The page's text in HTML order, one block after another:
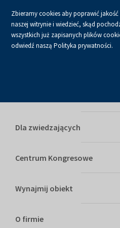
Usługi
Dla zwiedzających
Centrum Kongresowe
Wynajmij obiekt
O firmie
Zbieramy cookies aby poprawić
naszej witrynie i wiedzieć, skąd
wszystkich już zapisanych plików
odwiedź naszą Polityka prywatności.